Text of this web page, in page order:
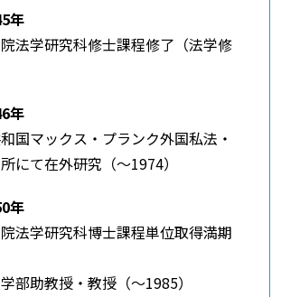
年
法学研究科修士課程修了（法学修
年
国マックス・プランク外国私法・
にて在外研究（～1974）
年
法学研究科博士課程単位取得満期
部助教授・教授（～1985）